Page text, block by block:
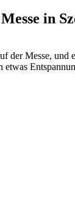
in
der Messe,